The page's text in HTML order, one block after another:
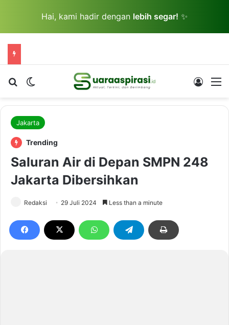
Hai, kami hadir dengan lebih segar! ✨
Cari berita...Switch skin Log In
Jakarta
Trending
Saluran Air di Depan SMPN 248
Jakarta Dibersihkan
Redaksi 29 Juli 2024 Less than a minute